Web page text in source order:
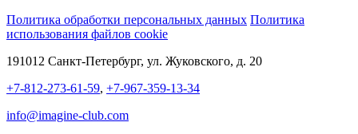
Политика обработки персональных данных Политика
использования файлов cookie
191012 Санкт-Петербург, ул. Жуковского, д. 20
+7-812-273-61-59, +7-967-359-13-34
info@imagine-club.com